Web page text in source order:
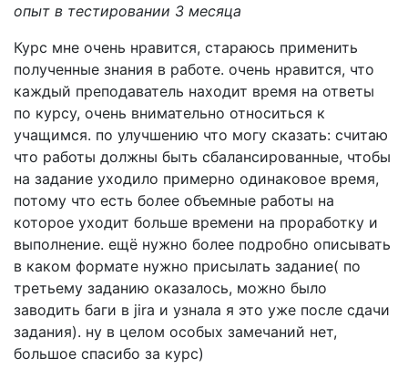
опыт в тестировании 3 месяца
Курс мне очень нравится, стараюсь применить
полученные знания в работе. очень нравится, что
каждый преподаватель находит время на ответы
по курсу, очень внимательно относиться к
учащимся. по улучшению что могу сказать: считаю
что работы должны быть сбалансированные, чтобы
на задание уходило примерно одинаковое время,
потому что есть более объемные работы на
которое уходит больше времени на проработку и
выполнение. ещё нужно более подробно описывать
в каком формате нужно присылать задание( по
третьему заданию оказалось, можно было
заводить баги в jira и узнала я это уже после сдачи
задания). ну в целом особых замечаний нет,
большое спасибо за курс)